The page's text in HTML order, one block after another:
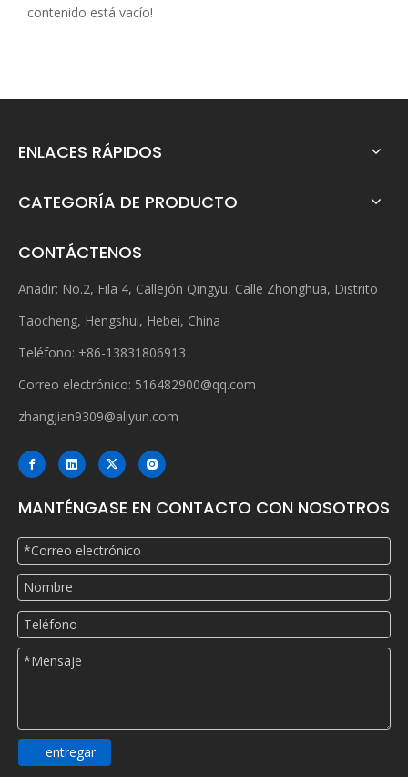
contenido está vacío!
ENLACES RÁPIDOS
CATEGORÍA DE PRODUCTO
CONTÁCTENOS
Añadir: No.2, Fila 4, Callejón Qingyu, Calle Zhonghua, Distrito
Taocheng, Hengshui, Hebei, China
Teléfono: +86-13831806913
Correo electrónico: 516482900@qq.com
zhangjian9309@aliyun.com
MANTÉNGASE EN CONTACTO CON NOSOTROS
entregar